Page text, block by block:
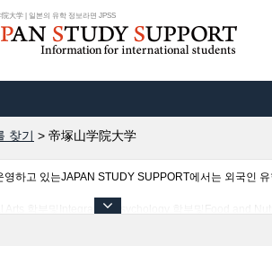
大学 | 일본의 유학 정보라면 JPSS
찾기 > 帝塚山学院大学
하고 있는JAPAN STUDY SUPPORT에서는 외국인
학부및Integrative Psychology 학부및Food and